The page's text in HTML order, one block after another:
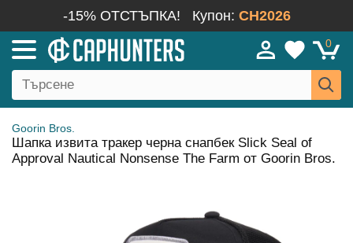
-15% ОТСТЪПКА! Купон: CH2026
0
Goorin Bros.
Шапка извита тракер черна снапбек Slick Seal of
Approval Nautical Nonsense The Farm от Goorin Bros.